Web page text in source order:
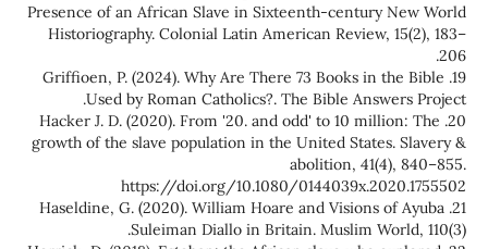
Presence of an African Slave in Sixteenth-century New World
Historiography. Colonial Latin American Review, 15(2), 183–
206.
19. Griffioen, P. (2024). Why Are There 73 Books in the Bible
Used by Roman Catholics?. The Bible Answers Project.
20. Hacker J. D. (2020). From '20. and odd' to 10 million: The
growth of the slave population in the United States. Slavery &
abolition, 41(4), 840–855.
https://doi.org/10.1080/0144039x.2020.1755502
21. Haseldine, G. (2020). William Hoare and Visions of Ayuba
Suleiman Diallo in Britain. Muslim World, 110(3).‏